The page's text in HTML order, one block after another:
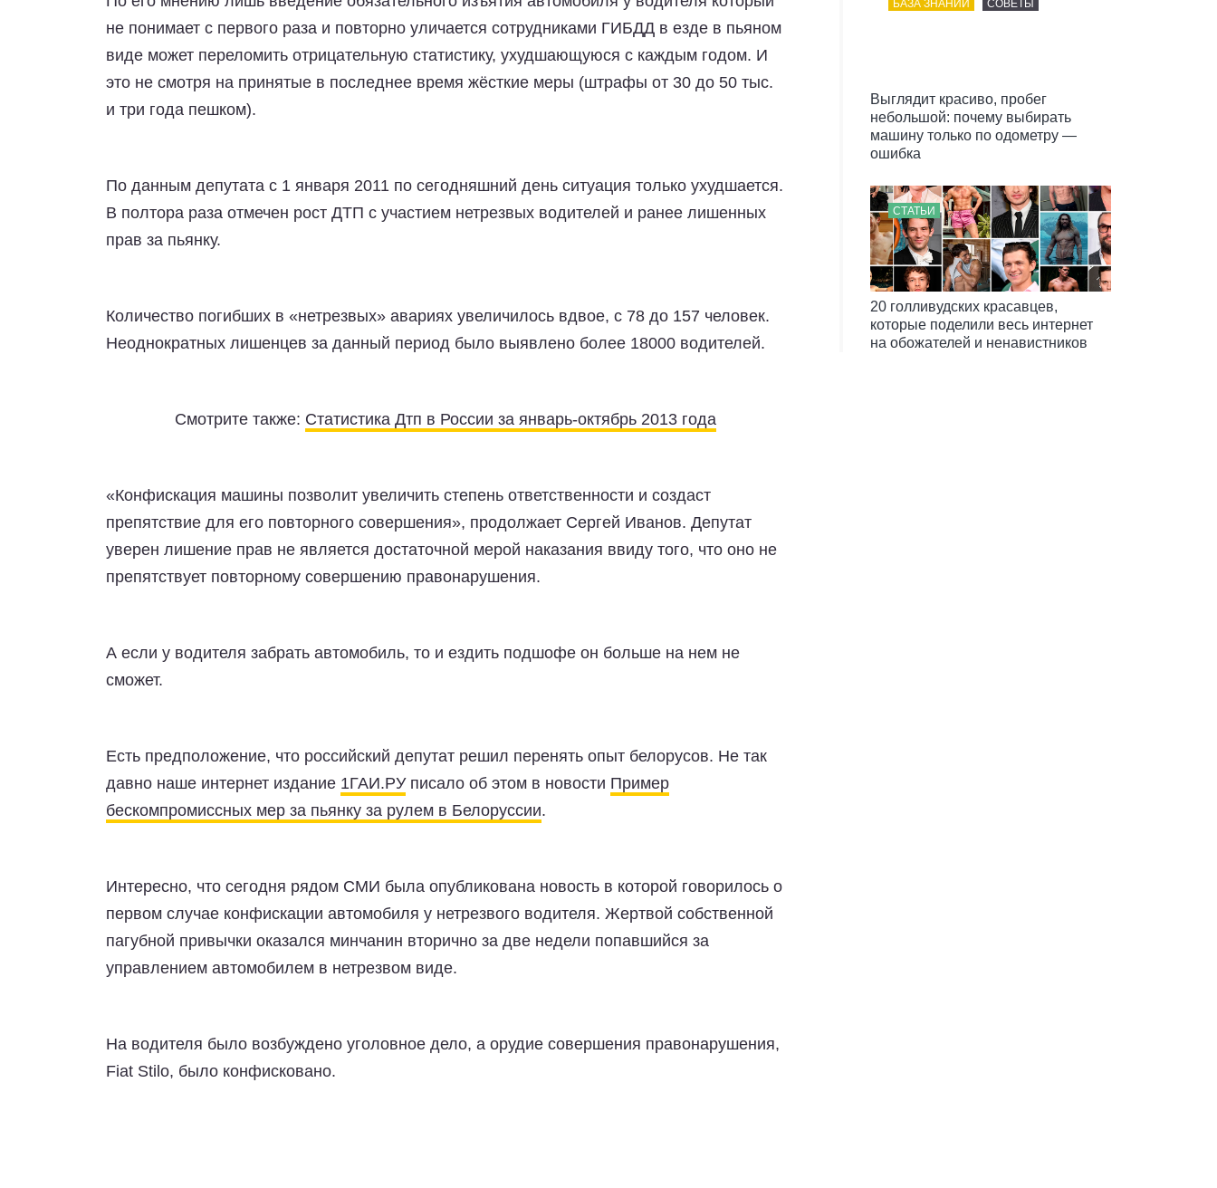
не понимает с первого раза и повторно уличается сотрудниками ГИБДД в езде в пьяном
виде может переломить отрицательную статистику, ухудшающуюся с каждым годом. И
это не смотря на принятые в последнее время жёсткие меры (штрафы от 30 до 50 тыс.
и три года пешком).
По данным депутата с 1 января 2011 по сегодняшний день ситуация только ухудшается.
В полтора раза отмечен рост ДТП с участием нетрезвых водителей и ранее лишенных
прав за пьянку.
Количество погибших в «нетрезвых» авариях увеличилось вдвое, с 78 до 157 человек.
Неоднократных лишенцев за данный период было выявлено более 18000 водителей.
Смотрите также: Статистика Дтп в России за январь-октябрь 2013 года
«Конфискация машины позволит увеличить степень ответственности и создаст
препятствие для его повторного совершения», продолжает Сергей Иванов. Депутат
уверен лишение прав не является достаточной мерой наказания ввиду того, что оно не
препятствует повторному совершению правонарушения.
А если у водителя забрать автомобиль, то и ездить подшофе он больше на нем не
сможет.
Есть предположение, что российский депутат решил перенять опыт белорусов. Не так
давно наше интернет издание 1ГАИ.РУписало об этом в новости Пример
бескомпромиссных мер за пьянку за рулем в Белоруссии.
Интересно, что сегодня рядом СМИ была опубликована новость в которой говорилось о
первом случае конфискации автомобиля у нетрезвого водителя. Жертвой собственной
пагубной привычки оказался минчанин вторично за две недели попавшийся за
управлением автомобилем в нетрезвом виде.
На водителя было возбуждено уголовное дело, а орудие совершения правонарушения,
Fiat Stilo, было конфисковано.
БАЗА ЗНАНИЙ СОВЕТЫ
Выглядит красиво, пробег
небольшой: почему выбирать
машину только по одометру —
ошибка
СТАТЬИ
20 голливудских красавцев,
которые поделили весь интернет
на обожателей и ненавистников